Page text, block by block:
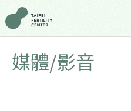
媒體/影音